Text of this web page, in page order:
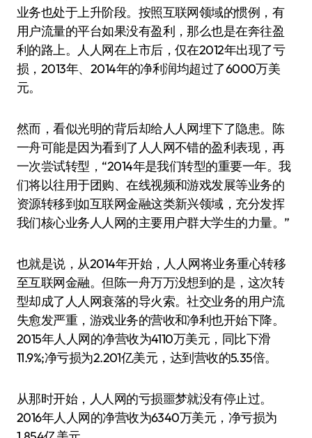
业务也处于上升阶段。按照互联网领域的惯例，有
用户流量的平台如果没有盈利，那么也是在奔往盈
利的路上。人人网在上市后，仅在2012年出现了亏
损，2013年、2014年的净利润均超过了6000万美
元。
然而，看似光明的背后却给人人网埋下了隐患。陈
一舟可能是因为看到了人人网不错的盈利表现，再
一次尝试转型，“2014年是我们转型的重要一年。我
们将以往用于团购、在线视频和游戏发展等业务的
资源转移到如互联网金融这类新兴领域，充分发挥
我们核心业务人人网的主要用户群大学生的力量。”
也就是说，从2014年开始，人人网将业务重心转移
至互联网金融。但陈一舟万万没想到的是，这次转
型却成了人人网衰落的导火索。社交业务的用户流
失愈发严重，游戏业务的营收和净利也开始下降。
2015年人人网的净营收为4110万美元，同比下滑
11.9%;净亏损为2.201亿美元，达到营收的5.35倍。
从那时开始，人人网的亏损噩梦就没有停止过。
2016年人人网的净营收为6340万美元，净亏损为